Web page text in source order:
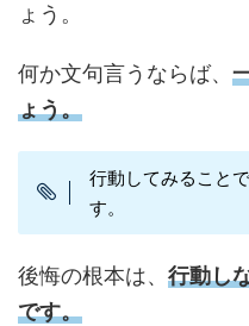
ょう。
何か文句言うならば、
ょう。
行動してみること
す。
後悔の根本は、 行動し
です。